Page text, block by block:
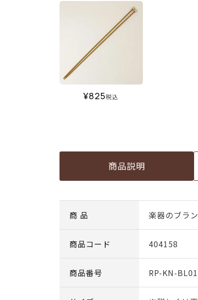
¥825税込
商品説明
商 品 楽器のブラ
商品コード 404158
商品番号 RP-KN-